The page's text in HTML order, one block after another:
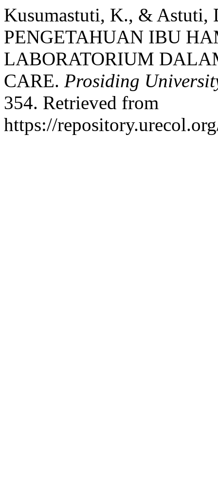
Kusumastuti, K., & Astuti,
PENGETAHUAN IBU
LABORATORIUM
CARE. Prosiding
354. Retrieved from
https://